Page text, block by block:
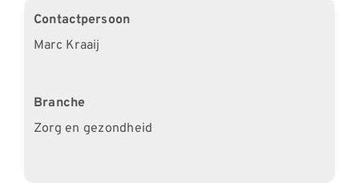
Contactpersoon
Marc Kraaij
Branche
Zorg en gezondheid